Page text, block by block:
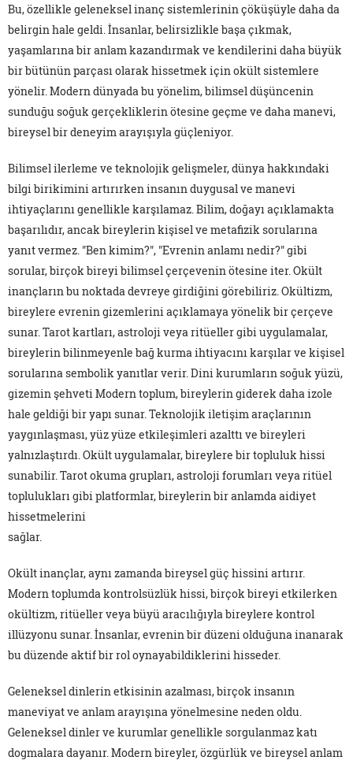
Bu, özellikle geleneksel inanç sistemlerinin çöküşüyle daha da
belirgin hale geldi. İnsanlar, belirsizlikle başa çıkmak,
yaşamlarına bir anlam kazandırmak ve kendilerini daha büyük
bir bütünün parçası olarak hissetmek için okült sistemlere
yönelir. Modern dünyada bu yönelim, bilimsel düşüncenin
sunduğu soğuk gerçekliklerin ötesine geçme ve daha manevi,
bireysel bir deneyim arayışıyla güçleniyor.
Bilimsel ilerleme ve teknolojik gelişmeler, dünya hakkındaki
bilgi birikimini artırırken insanın duygusal ve manevi
ihtiyaçlarını genellikle karşılamaz. Bilim, doğayı açıklamakta
başarılıdır, ancak bireylerin kişisel ve metafizik sorularına
yanıt vermez. "Ben kimim?", "Evrenin anlamı nedir?" gibi
sorular, birçok bireyi bilimsel çerçevenin ötesine iter. Okült
inançların bu noktada devreye girdiğini görebiliriz. Okültizm,
bireylere evrenin gizemlerini açıklamaya yönelik bir çerçeve
sunar. Tarot kartları, astroloji veya ritüeller gibi uygulamalar,
bireylerin bilinmeyenle bağ kurma ihtiyacını karşılar ve kişisel
sorularına sembolik yanıtlar verir. Dini kurumların soğuk yüzü,
gizemin şehveti Modern toplum, bireylerin giderek daha izole
hale geldiği bir yapı sunar. Teknolojik iletişim araçlarının
yaygınlaşması, yüz yüze etkileşimleri azalttı ve bireyleri
yalnızlaştırdı. Okült uygulamalar, bireylere bir topluluk hissi
sunabilir. Tarot okuma grupları, astroloji forumları veya ritüel
toplulukları gibi platformlar, bireylerin bir anlamda aidiyet
hissetmelerini
sağlar.
Okült inançlar, aynı zamanda bireysel güç hissini artırır.
Modern toplumda kontrolsüzlük hissi, birçok bireyi etkilerken
okültizm, ritüeller veya büyü aracılığıyla bireylere kontrol
illüzyonu sunar. İnsanlar, evrenin bir düzeni olduğuna inanarak
bu düzende aktif bir rol oynayabildiklerini hisseder.
Geleneksel dinlerin etkisinin azalması, birçok insanın
maneviyat ve anlam arayışına yönelmesine neden oldu.
Geleneksel dinler ve kurumlar genellikle sorgulanmaz katı
dogmalara dayanır. Modern bireyler, özgürlük ve bireysel anlam